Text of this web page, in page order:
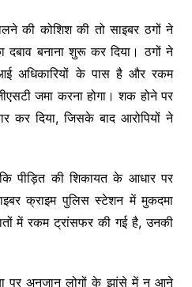
की कोशिश की तो साइबर ठगों ने
दबाव बनाना शुरू कर दिया। ठगों ने
अधिकारियों के पास है और रकम
जमा करना होगा। शक होने पर
कर दिया, जिसके बाद आरोपियों ने
पीड़ित की शिकायत के आधार पर
क्राइम पुलिस स्टेशन में मुकदमा
में रकम ट्रांसफर की गई है, उनकी
पर अनजान लोगों के झांसे में न आने